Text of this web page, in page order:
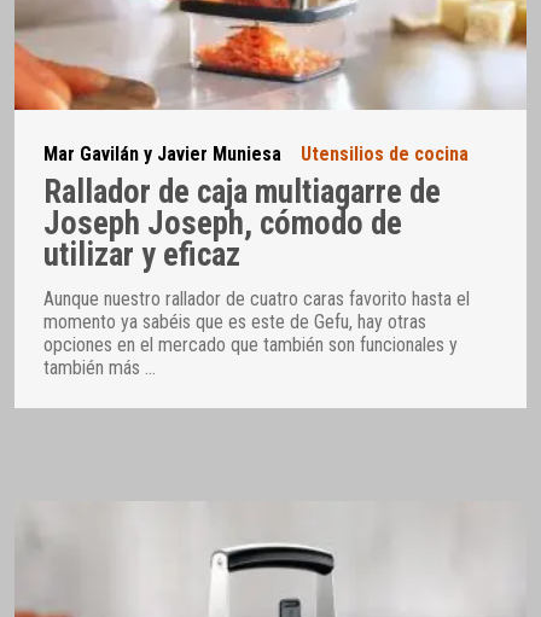
Mar Gavilán y Javier Muniesa Utensilios de cocina
Rallador de caja multiagarre de
Joseph Joseph, cómodo de
utilizar y eficaz
Aunque nuestro rallador de cuatro caras favorito hasta el
momento ya sabéis que es este de Gefu, hay otras
opciones en el mercado que también son funcionales y
también más …